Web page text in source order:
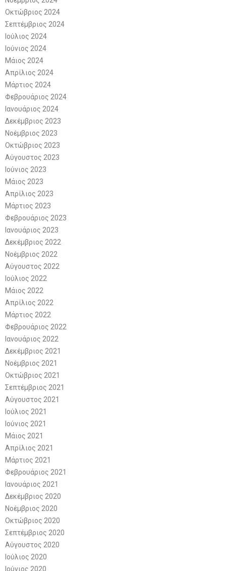
Οκτώβριος 2024
Σεπτέμβριος 2024
Ιούλιος 2024
Ιούνιος 2024
Μάιος 2024
Απρίλιος 2024
Μάρτιος 2024
Φεβρουάριος 2024
Ιανουάριος 2024
Δεκέμβριος 2023
Νοέμβριος 2023
Οκτώβριος 2023
Αύγουστος 2023
Ιούνιος 2023
Μάιος 2023
Απρίλιος 2023
Μάρτιος 2023
Φεβρουάριος 2023
Ιανουάριος 2023
Δεκέμβριος 2022
Νοέμβριος 2022
Αύγουστος 2022
Ιούλιος 2022
Μάιος 2022
Απρίλιος 2022
Μάρτιος 2022
Φεβρουάριος 2022
Ιανουάριος 2022
Δεκέμβριος 2021
Νοέμβριος 2021
Οκτώβριος 2021
Σεπτέμβριος 2021
Αύγουστος 2021
Ιούλιος 2021
Ιούνιος 2021
Μάιος 2021
Απρίλιος 2021
Μάρτιος 2021
Φεβρουάριος 2021
Ιανουάριος 2021
Δεκέμβριος 2020
Νοέμβριος 2020
Οκτώβριος 2020
Σεπτέμβριος 2020
Αύγουστος 2020
Ιούλιος 2020
Ιούνιος 2020